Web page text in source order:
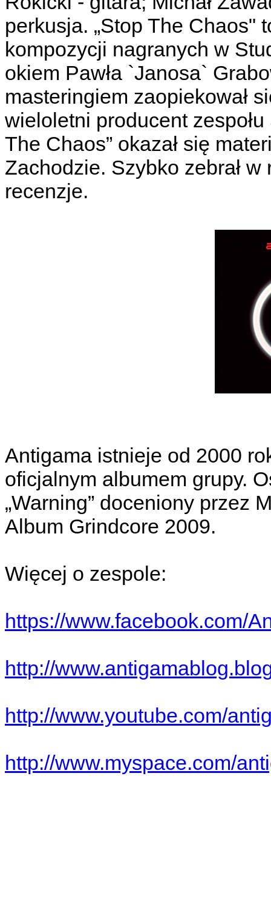
perkusja. „Stop The Chaos"
kompozycji nagranych w
okiem Pawła `Janosa`
masteringiem zaopiekował
wieloletni producent
The Chaos” okazał się
Zachodzie. Szybko zebrał
recenzje.
Antigama istnieje od 2000
oficjalnym albumem grupy.
„Warning” doceniony przez
Album Grindcore 2009.
Więcej o zespole:
https://www.facebook.com/
http://
http://www.youtube.com/
http://www.myspace.com/